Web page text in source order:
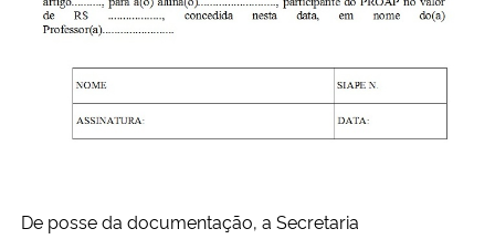
De posse da documentação, a Secretaria